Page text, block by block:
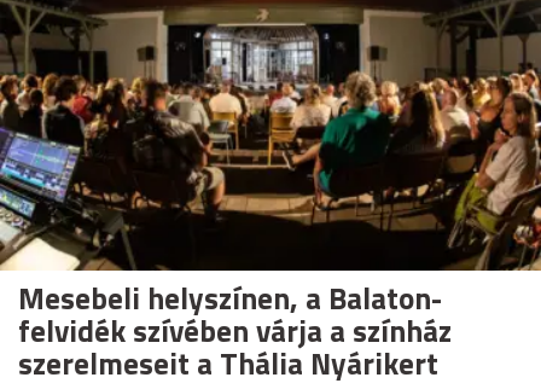
Mesebeli helyszínen, a Balaton-
felvidék szívében várja a színház
szerelmeseit a Thália Nyárikert